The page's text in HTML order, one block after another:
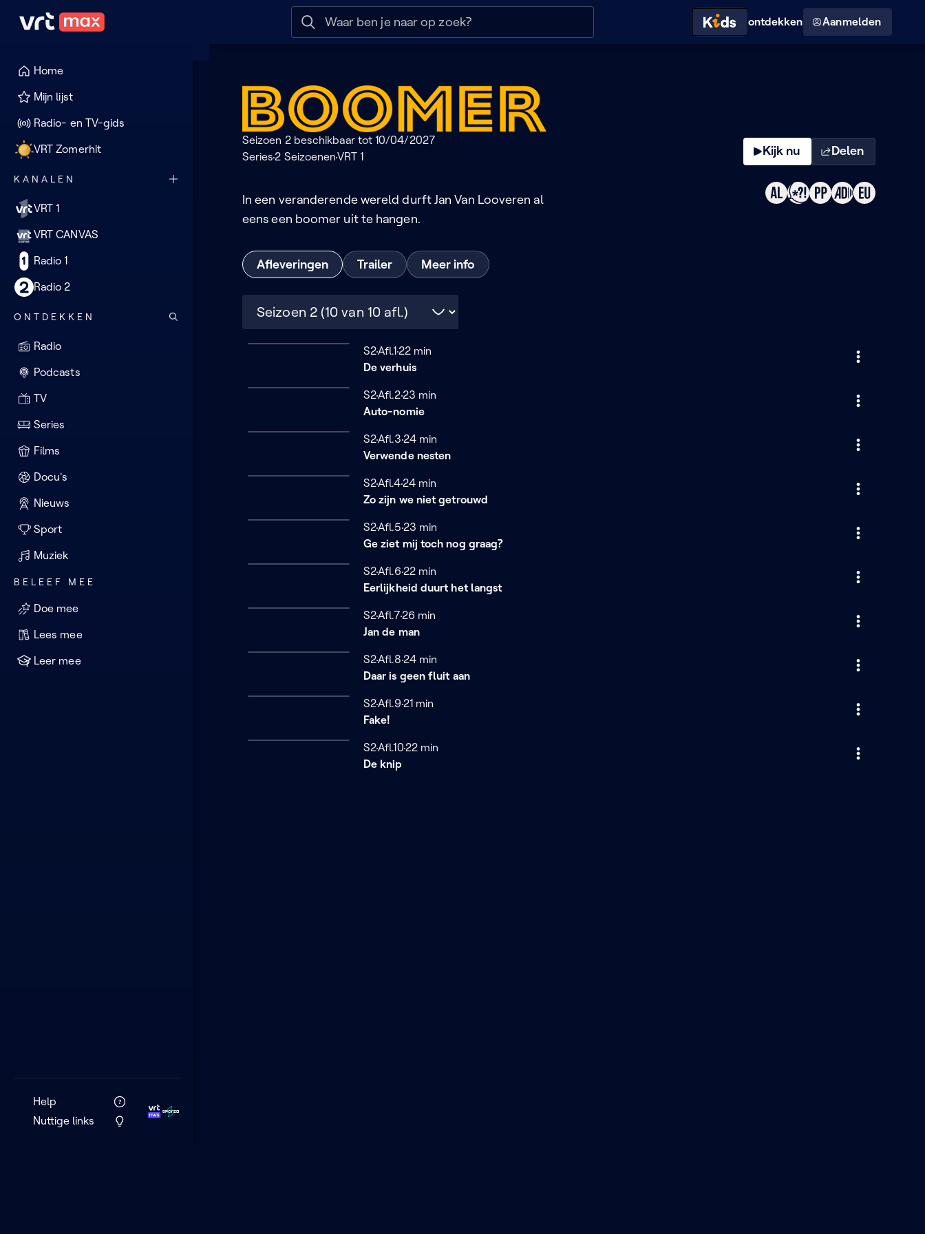
Naar hoofdinhoud Naar help Hoog contrast modus
ontdekken Aanmelden
Home
Mijn lijst
Radio- en TV-gids
VRT Zomerhit
KANALEN
VRT 1
VRT CANVAS
Radio 1
Radio 2
ONTDEKKEN
Radio
Podcasts
TV
Series
Films
Docu's
Nieuws
Sport
Muziek
BELEEF MEE
Doe mee
Lees mee
Leer mee
Help
Nuttige links
Boomer
met
audiodescriptie
Seizoen 2 beschikbaar tot 10/04/2027
Series2 SeizoenenVRT 1 Kijk nu Delen
In een veranderende wereld durft Jan Van Looveren al
eens een boomer uit te hangen.
Afleveringen Trailer Meer info
van
Seizoen 2
S2Afl.1 22 minuten
22 min
De verhuis
Seizoen 2
S2Afl.223 minuten
23 min
Auto-nomie
Seizoen 2
S2Afl.3 24 minuten
24 min
Verwende nesten
Seizoen 2
S2Afl.424 minuten
24 min
Zo zijn we niet getrouwd
Seizoen 2
S2Afl.5 23 minuten
23 min
Ge ziet mij toch nog graag?
Seizoen 2
S2Afl.6 22 minuten
22 min
Eerlijkheid duurt het langst
Seizoen 2
S2Afl.726 minuten
26 min
Jan de man
Seizoen 2
S2Afl.8 24 minuten
24 min
Daar is geen fluit aan
Seizoen 2
S2Afl.9 21 minuten
21 min
Fake!
Seizoen 2
S2Afl.1022 minuten
22 min
De knip